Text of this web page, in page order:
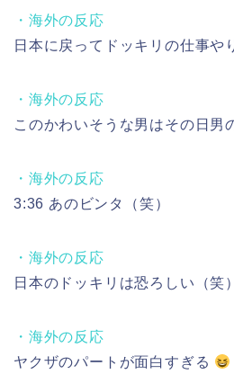
・海外の反応
日本に戻ってドッキリの仕事や
・海外の反応
このかわいそうな男はその日男
・海外の反応
3:36 あのビンタ（笑）
・海外の反応
日本のドッキリは恐ろしい（笑）
・海外の反応
ヤクザのパートが面白すぎる